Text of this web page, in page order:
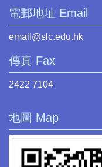
電郵地址 Email
email@slc.edu.hk
傳真 Fax
2422 7104
地圖 Map